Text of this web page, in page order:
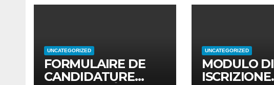
UNCATEGORIZED
FORMULAIRE DE
CANDIDATURE
UNCATEGORIZED
MODULO DI
ISCRIZIONE